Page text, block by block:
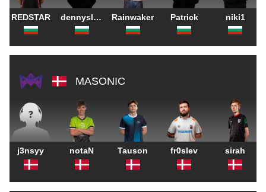
REDSTAR dennyslaw Rainwaker Patrick niki1
MASONIC
j3nsyy notaN Tauson fr0slev sirah